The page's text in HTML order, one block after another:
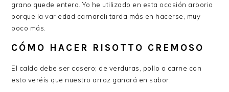
grano quede entero. Yo he utilizado en esta ocasión arborio
porque la variedad carnaroli tarda más en hacerse, muy
poco más.
CÓMO HACER RISOTTO CREMOSO
El caldo debe ser casero; de verduras, pollo o carne con
esto veréis que nuestro arroz ganará en sabor.